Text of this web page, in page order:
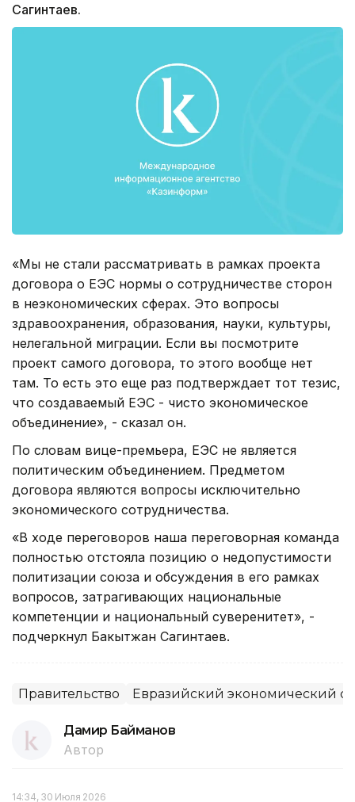
Сагинтаев.
«Мы не стали рассматривать в рамках проекта
договора о ЕЭС нормы о сотрудничестве сторон
в неэкономических сферах. Это вопросы
здравоохранения, образования, науки, культуры,
нелегальной миграции. Если вы посмотрите
проект самого договора, то этого вообще нет
там. То есть это еще раз подтверждает тот тезис,
что создаваемый ЕЭС - чисто экономическое
объединение», - сказал он.
По словам вице-премьера, ЕЭС не является
политическим объединением. Предметом
договора являются вопросы исключительно
экономического сотрудничества.
«В ходе переговоров наша переговорная команда
полностью отстояла позицию о недопустимости
политизации союза и обсуждения в его рамках
вопросов, затрагивающих национальные
компетенции и национальный суверенитет», -
подчеркнул Бакытжан Сагинтаев.
Правительство Евразийский экономический
Дамир Байманов
Автор
14:34, 30 Июля 2026